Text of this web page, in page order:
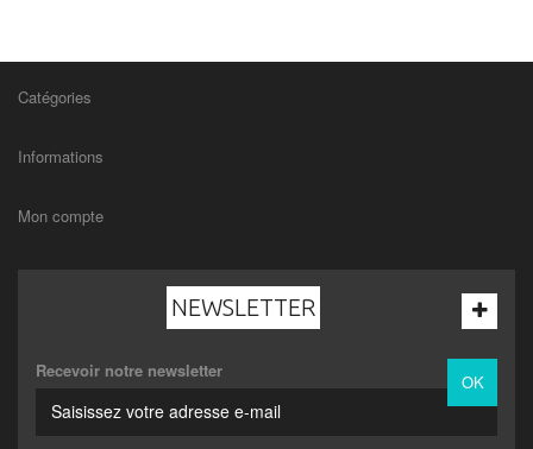
Catégories
Informations
Mon compte
NEWSLETTER
Recevoir notre newsletter
OK